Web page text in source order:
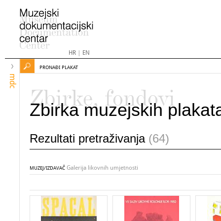
HR| EN
mdc
PRONAĐI PLAKAT
Zbirke, fondovi
Zbirka muzejskih
Rezultati pretraživanja (64)
MUZEJ/IZDAVAČ Galerija likovnih umjetnosti